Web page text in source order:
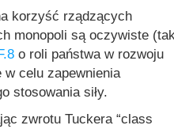
korzyść rządzących
monopoli są oczywiste
o roli państwa w rozwoju
celu zapewnienia
stosowania siły.
zwrotu Tuckera “class